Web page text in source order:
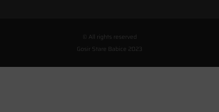
© All rights reserved
Gosir Stare Babice 2023